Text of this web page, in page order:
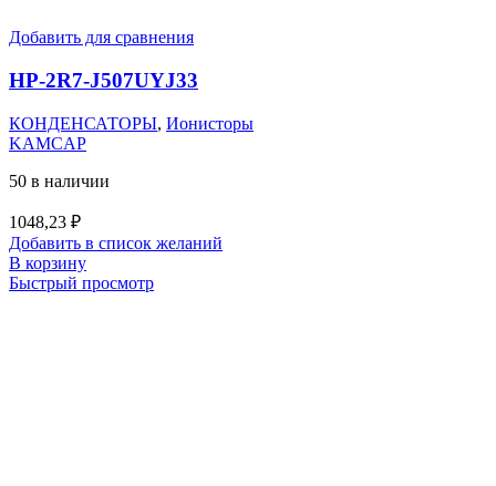
Добавить для сравнения
HP-2R7-J507UYJ33
КОНДЕНСАТОРЫ, Ионисторы
KAMCAP
50 в наличии
1048,23 ₽
Добавить в список желаний
В корзину
Быстрый просмотр